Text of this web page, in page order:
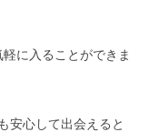
に入ることができま
安心して出会えると